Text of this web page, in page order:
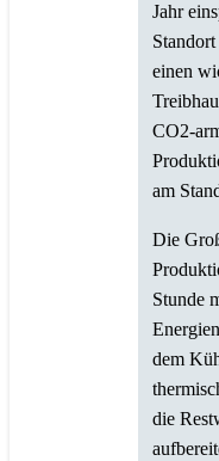
Jahr
einen
CO2-
am
Die
Stunde
dem
die